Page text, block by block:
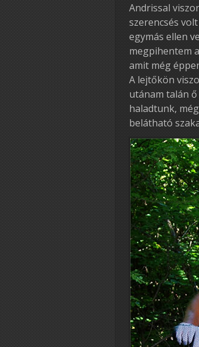
Andrissal
szerencsés
egymás ellen
megpihentem
amit még
A lejtőkön
utánam talán
haladtunk,
belátható